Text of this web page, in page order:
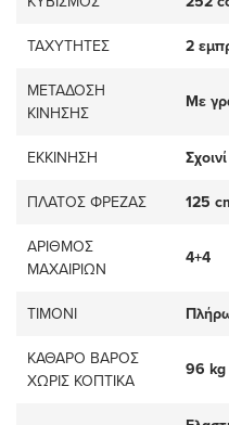
TAXYTHTEΣ 2
ΜΕΤΑΔΟΣΗ
ΚΙΝΗΣΗΣ
Με
ΕΚΚΙΝΗΣΗ
ΠΛΑΤΟΣ ΦΡΕΖΑΣ 125
ΑΡΙΘΜΟΣ
ΜΑΧΑΙΡΙΩΝ
4+4
ΤΙΜΟΝΙ
ΚΑΘΑΡΟ ΒΑΡΟΣ
ΧΩΡΙΣ ΚΟΠΤΙΚΑ
96 kg